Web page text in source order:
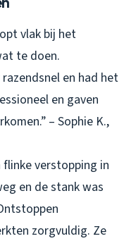
vlak bij het
te doen.
en had het
en gaven
– Sophie K.,
verstopping in
en de stank was
zorgvuldig. Ze